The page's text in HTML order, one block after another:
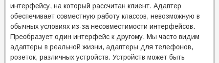
интерфейсу, на который рассчитан клиент. Адаптер
обеспечивает совместную работу классов, невозможную в
обычных условиях из-за несовместимости интерфейсов.
Преобразует один интерфейс к другому. Мы часто видим
адаптеры в реальной жизни, адаптеры для телефонов,
розеток, различных устройств. Устройств может быть